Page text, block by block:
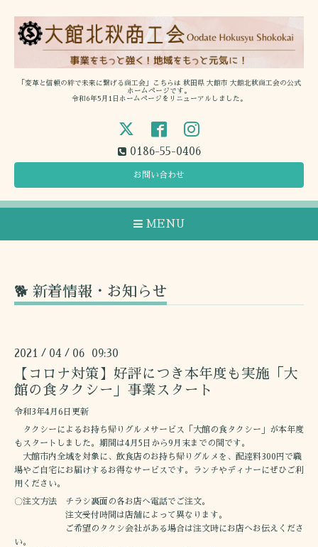
「変革と信頼の絆で未来に繋げる商工会」こちらは 秋田県 大館市 大館北秋商工会の公式
ホームページです。
令和6年5月1日ホームページをリニューアルしました。
0186-55-0406
お問い合わせ
MENU
🐕 新着情報・お知らせ
2021 / 04 / 06 09:30
【コロナ対策】好評につき本年度も実施「大
館の食タクシー」事業スタート
令和3年4月6日更新
タクシーによるお持ち帰りグルメサービス「大館の食タクシー」が本年度
もスタートしました。期間は4月5日から9月末までの間です。
大館市内全域を対象に、飲食店のお持ち帰りグルメを、配達料300円で職
場やご自宅にお届けするお得なサービスです。ランチやディナーにぜひご利
用ください。
〇注文方法 チラシ裏面の各お店へ電話でご注文。
注文受付時間は店舗によって異なります。
ご希望のタクシ会社がある場合は注文時にお店へお伝えくださ
い。